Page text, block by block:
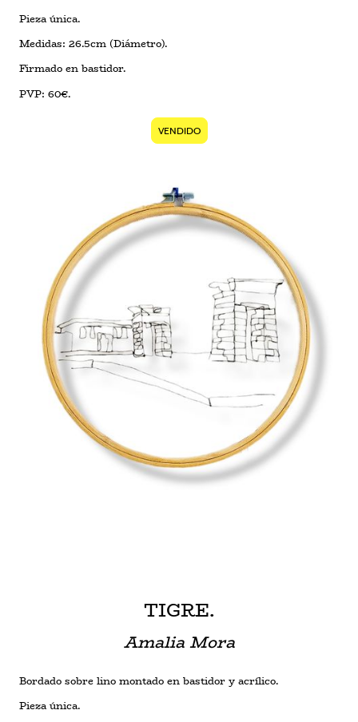
Pieza única.
Medidas: 26.5cm (Diámetro).
Firmado en bastidor.
PVP: 60€.
VENDIDO
TIGRE.
Amalia Mora
Bordado sobre lino montado en bastidor y acrílico.
Pieza única.